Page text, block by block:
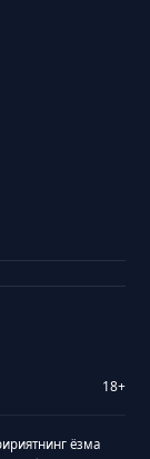
18+
ёзма